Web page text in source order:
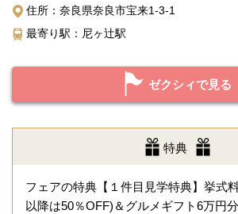
住所：奈良県奈良市宝来1-3-1
最寄り駅：尼ヶ辻駅
ゼクシィで見る
特典
フェアの特典【１件目見学特典】挙式
以降は50％OFF)＆グルメギフト6万円